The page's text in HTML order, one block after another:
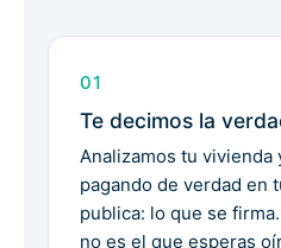
01
Te decimos la
Analizamos tu vivienda
pagando de verdad en
publica: lo que se
no es el que esperas